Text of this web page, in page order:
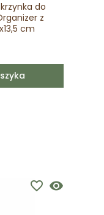
do
z
cm
visibility
favorite_border